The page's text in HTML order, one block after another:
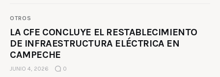
OTROS
LA CFE CONCLUYE EL RESTABLECIMIENTO
DE INFRAESTRUCTURA ELÉCTRICA EN
CAMPECHE
JUNIO 4, 2026 0